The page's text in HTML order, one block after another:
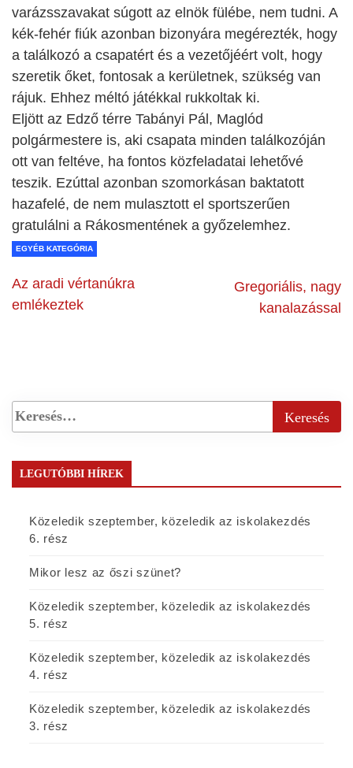
varázsszavakat súgott az elnök fülébe, nem tudni. A
kék-fehér fiúk azonban bizonyára megérezték, hogy
a találkozó a csapatért és a vezetőjéért volt, hogy
szeretik őket, fontosak a kerületnek, szükség van
rájuk. Ehhez méltó játékkal rukkoltak ki.
Eljött az Edző térre Tabányi Pál, Maglód
polgármestere is, aki csapata minden találkozóján
ott van feltéve, ha fontos közfeladatai lehetővé
teszik. Ezúttal azonban szomorkásan baktatott
hazafelé, de nem mulasztott el sportszerűen
gratulálni a Rákosmentének a győzelemhez.
EGYÉB KATEGÓRIA
Az aradi vértanúkra
emlékeztek
Gregoriális, nagy
kanalazással
LEGUTÓBBI HÍREK
Közeledik szeptember, közeledik az iskolakezdés
6. rész
Mikor lesz az őszi szünet?
Közeledik szeptember, közeledik az iskolakezdés
5. rész
Közeledik szeptember, közeledik az iskolakezdés
4. rész
Közeledik szeptember, közeledik az iskolakezdés
3. rész